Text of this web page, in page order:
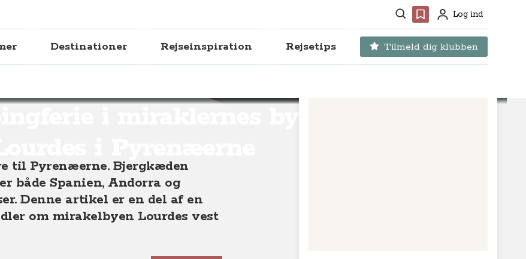
Søg Favoritter
ProfilLog ind
Destinationer Rejseinspiration Rejsetips Tilmeld dig klubben
i miraklernes by -
til Pyrenæerne. Bjergkæden
både Spanien, Andorra og
Denne artikel er en del af en
om mirakelbyen Lourdes vest